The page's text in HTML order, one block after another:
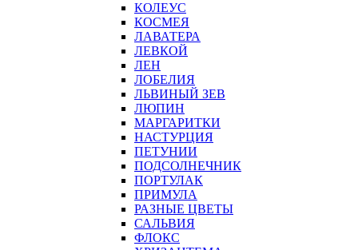
КОЛЕУС
КОСМЕЯ
ЛАВАТЕРА
ЛЕВКОЙ
ЛЕН
ЛОБЕЛИЯ
ЛЬВИНЫЙ ЗЕВ
ЛЮПИН
МАРГАРИТКИ
НАСТУРЦИЯ
ПЕТУНИИ
ПОДСОЛНЕЧНИК
ПОРТУЛАК
ПРИМУЛА
РАЗНЫЕ ЦВЕТЫ
САЛЬВИЯ
ФЛОКС